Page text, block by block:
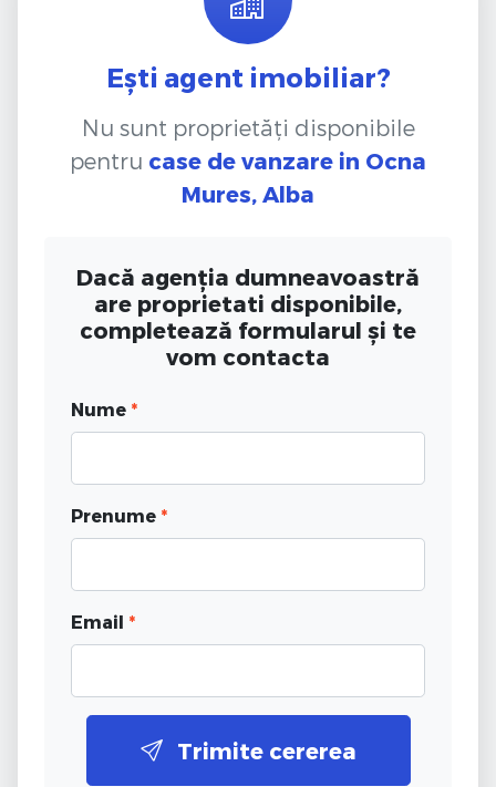
Ești agent imobiliar?
Nu sunt proprietăți disponibile
pentru case de vanzare in Ocna
Mures, Alba
Dacă agenția dumneavoastră
are proprietati disponibile,
completează formularul și te
vom contacta
Nume *
Prenume *
Email *
Trimite cererea